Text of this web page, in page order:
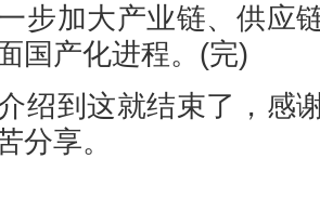
步加大产业链、供应
国产化进程。(完)
到这就结束了，感
分享。